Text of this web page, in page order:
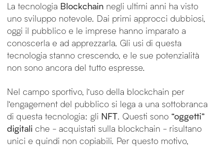
La tecnologia Blockchain negli ultimi anni ha visto
uno sviluppo notevole. Dai primi approcci dubbiosi,
oggi il pubblico e le imprese hanno imparato a
conoscerla e ad apprezzarla. Gli usi di questa
tecnologia stanno crescendo, e le sue potenzialità
non sono ancora del tutto espresse.
Nel campo sportivo, l’uso della blockchain per
l’engagement del pubblico si lega a una sottobranca
di questa tecnologia: gli NFT. Questi sono “oggetti”
digitali che - acquistati sulla blockchain - risultano
unici e quindi non copiabili. Per questo motivo,